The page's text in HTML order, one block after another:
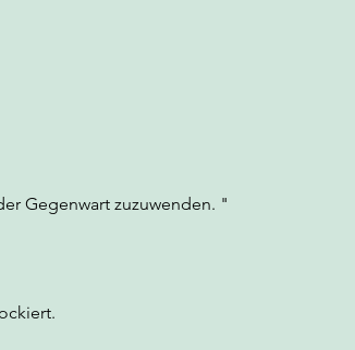
Gegenwart zuzuwenden. "